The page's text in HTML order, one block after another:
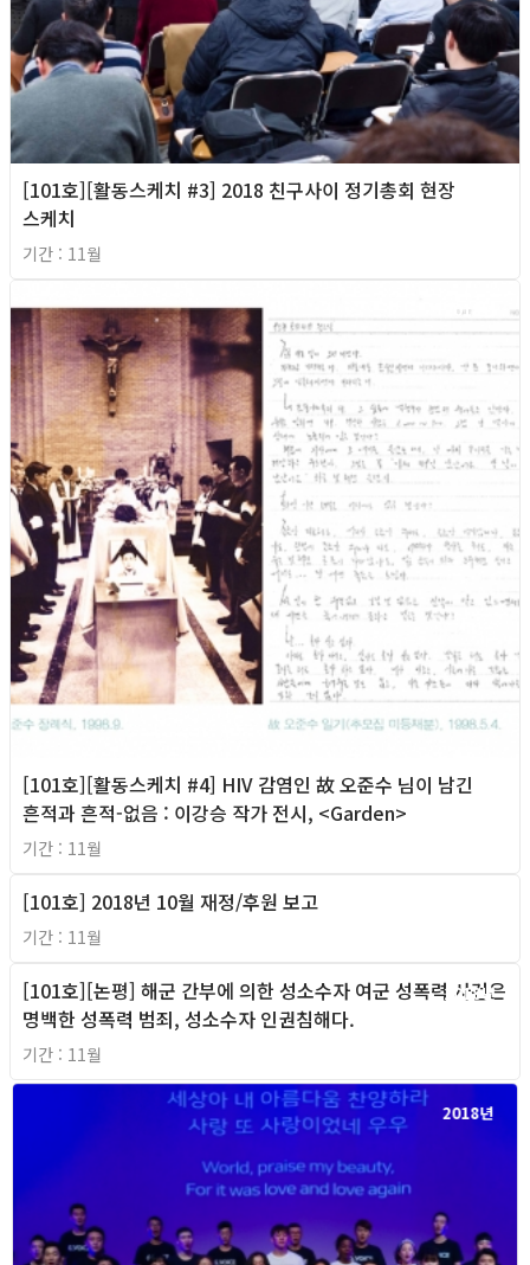
[101호][활동스케치 #3] 2018 친구사이 정기총회 현장
스케치
기간 : 11월
2018년
[101호][활동스케치 #4] HIV 감염인 故 오준수 님이 남긴
흔적과 흔적-없음 : 이강승 작가 전시, <Garden>
기간 : 11월
[101호] 2018년 10월 재정/후원 보고
기간 : 11월
2018년
[101호][논평] 해군 간부에 의한 성소수자 여군 성폭력 사건은
명백한 성폭력 범죄, 성소수자 인권침해다.
기간 : 11월
2018년